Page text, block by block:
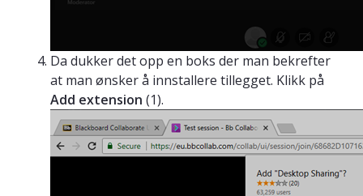
Da dukker det opp en boks der man bekrefter
at man ønsker å innstallere tillegget. Klikk på
Add extension (1).